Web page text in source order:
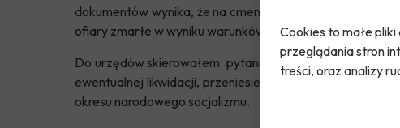
dokumentów wynika, że na cmentarzach w obu
ofiary zmarłe w wyniku warunków wojennych i
Do urzędów skierowałem pytania o to, czy wskazane
ewentualnej likwidacji, przeniesieniu lub obecnym
okresu narodowego socjalizmu.
Cookies to małe
przeglądania stron
treści, oraz analizy